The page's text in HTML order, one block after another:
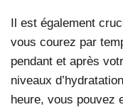
Il est également
vous courez par
pendant et après
niveaux
heure, vous pouvez